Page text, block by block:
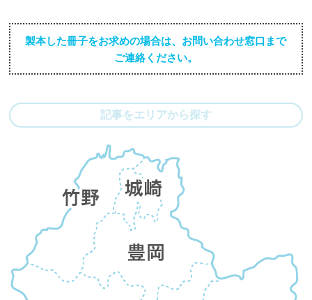
製本した冊子をお求めの場合は、お問い合わせ窓口まで
ご連絡ください。
記事をエリアから探す